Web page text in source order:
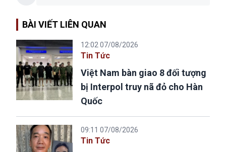
BÀI VIẾT LIÊN QUAN
12:02 07/08/2026
Tin Tức
Việt Nam bàn giao 8 đối tượng
bị Interpol truy nã đỏ cho Hàn
Quốc
09:11 07/08/2026
Tin Tức